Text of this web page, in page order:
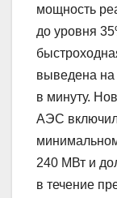
мощность
до уровня
выведена на
в минуту.
АЭС
240 МВт и
в течение